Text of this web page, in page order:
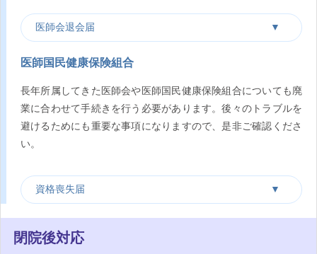
医師会退会届
医師国民健康保険組合
長年所属してきた医師会や医師国民健康保険組合についても廃
業に合わせて手続きを行う必要があります。後々のトラブルを
避けるためにも重要な事項になりますので、是非ご確認くださ
い。
資格喪失届
閉院後対応